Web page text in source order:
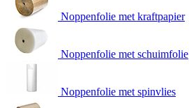
Noppenfolie met kraftpapier
Noppenfolie met schuimfolie
Noppenfolie met spinvlies